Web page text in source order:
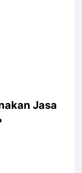
Jasa